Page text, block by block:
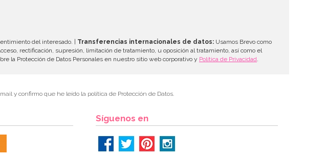
del interesado. | Transferencias internacionales de datos: Usamos Brevo como
rectificación, supresión, limitación de tratamiento, u oposición al tratamiento, así como el
la Protección de Datos Personales en nuestro sitio web corporativo y Política de Privacidad
y confirmo que he leído la política de Protección de Datos.
Síguenos en